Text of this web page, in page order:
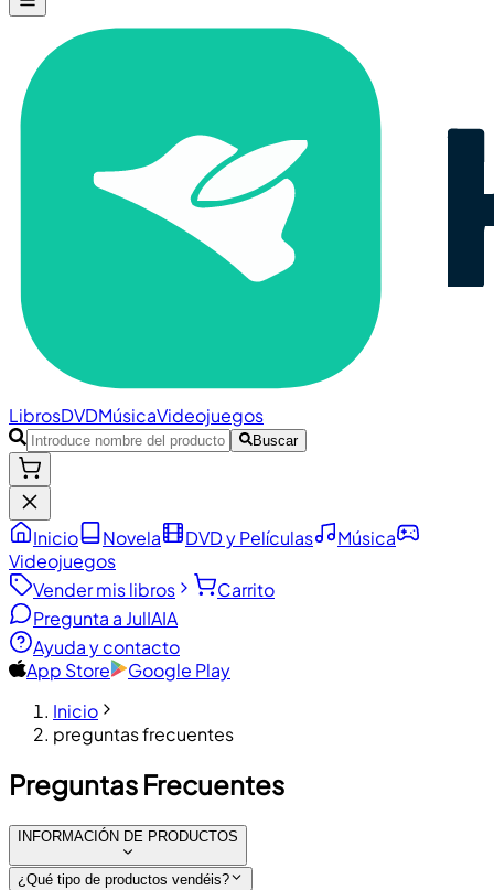
LibrosDVDMúsicaVideojuegos
Buscar
Inicio Novela DVD y Películas
Música
Videojuegos
Vender mis libros
Carrito
Pregunta a JulIAIA
Ayuda y contacto
App Store
Google Play
Inicio
preguntas frecuentes
Preguntas Frecuentes
INFORMACIÓN DE PRODUCTOS
¿Qué tipo de productos vendéis?